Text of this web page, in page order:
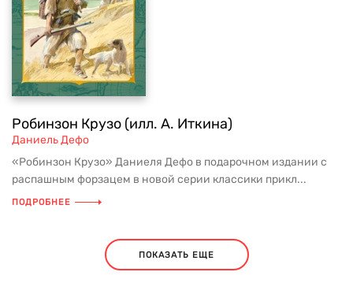
Робинзон Крузо (илл. А. Иткина)
Даниель Дефо
«Робинзон Крузо» Даниеля Дефо в подарочном издании с
распашным форзацем в новой серии классики прикл...
ПОДРОБНЕЕ
ПОКАЗАТЬ ЕЩЕ